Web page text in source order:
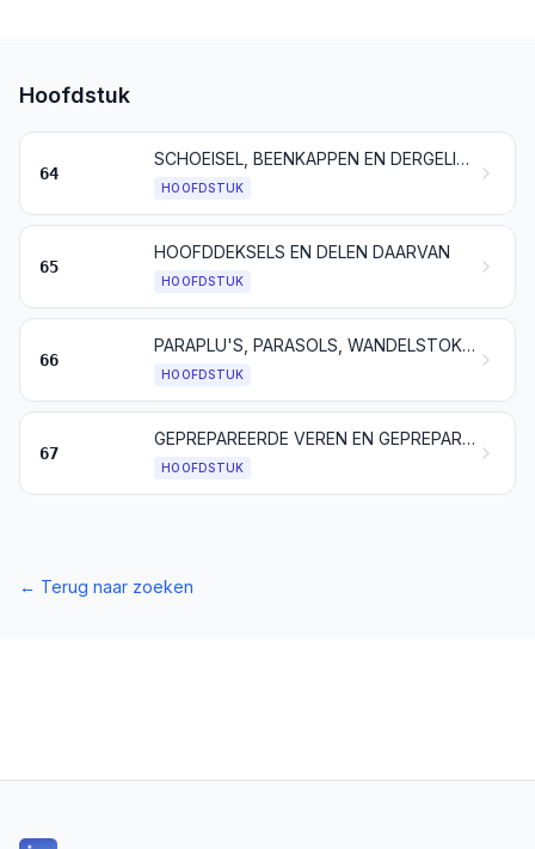
Hoofdstuk
64
SCHOEISEL, BEENKAPPEN EN DERGELIJKE ARTIKELEN; DELEN DAARVAN
HOOFDSTUK
65
HOOFDDEKSELS EN DELEN DAARVAN
HOOFDSTUK
66
PARAPLU'S, PARASOLS, WANDELSTOKKEN, ZITSTOKKEN, ZWEPEN, RIJZWEPEN, ALSMEDE DELEN DAARVAN
HOOFDSTUK
67
GEPREPAREERDE VEREN EN GEPREPAREERD DONS EN ARTIKELEN VAN VEREN OF VAN DONS; KUNSTBLOEMEN; WERKEN VAN MENSENHAAR
HOOFDSTUK
← Terug naar zoeken